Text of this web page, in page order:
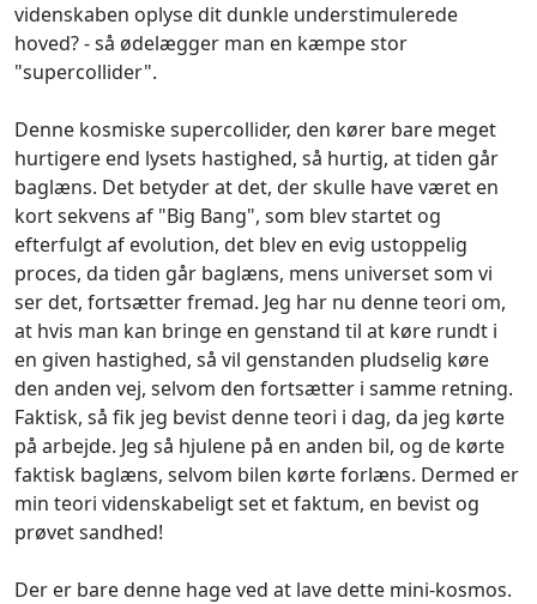
videnskaben oplyse dit dunkle understimulerede
hoved? - så ødelægger man en kæmpe stor
"supercollider".
Denne kosmiske supercollider, den kører bare meget
hurtigere end lysets hastighed, så hurtig, at tiden går
baglæns. Det betyder at det, der skulle have været en
kort sekvens af "Big Bang", som blev startet og
efterfulgt af evolution, det blev en evig ustoppelig
proces, da tiden går baglæns, mens universet som vi
ser det, fortsætter fremad. Jeg har nu denne teori om,
at hvis man kan bringe en genstand til at køre rundt i
en given hastighed, så vil genstanden pludselig køre
den anden vej, selvom den fortsætter i samme retning.
Faktisk, så fik jeg bevist denne teori i dag, da jeg kørte
på arbejde. Jeg så hjulene på en anden bil, og de kørte
faktisk baglæns, selvom bilen kørte forlæns. Dermed er
min teori videnskabeligt set et faktum, en bevist og
prøvet sandhed!
Der er bare denne hage ved at lave dette mini-kosmos.